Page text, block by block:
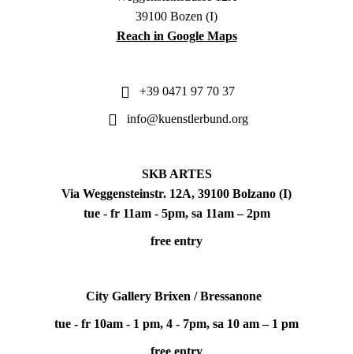
39100 Bozen (I)
Reach in Google Maps
+39 0471 97 70 37
info@kuenstlerbund.org
SKB ARTES
Via Weggensteinstr. 12A, 39100 Bolzano (I)
tue - fr 11am - 5pm, sa 11am – 2pm
free entry
City Gallery Brixen / Bressanone
tue - fr 10am - 1 pm, 4 - 7pm, sa 10 am – 1 pm
free entry